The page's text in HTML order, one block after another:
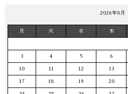
2026年8月
月 火 水 木
3 4 5 6
10 11 12 13
17 18 19 20